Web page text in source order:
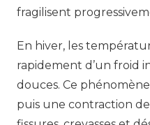
fragilisent
En hiver, les
rapidement d’un froid
douces. Ce
puis une contraction